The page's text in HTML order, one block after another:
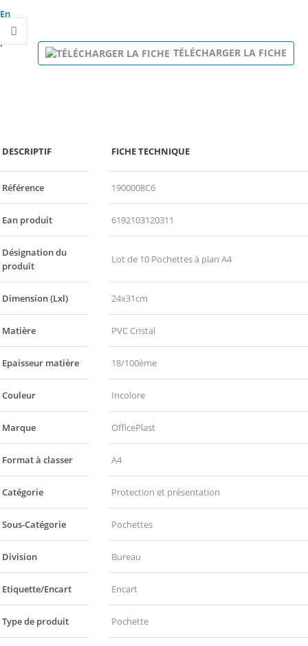
TÉLÉCHARGER LA FICHE
En
savoir
DESCRIPTIF FICHE TECHNIQUE
Référence 1900008C6
Ean produit 6192103120311
Désignation du
produit
Lot de 10 Pochettes à plan A4
Dimension (Lxl) 24x31cm
Matière PVC Cristal
Epaisseur matière 18/100ème
Couleur Incolore
Marque OfficePlast
Format à classer A4
Catégorie Protection et présentation
Sous-Catégorie Pochettes
Division Bureau
Etiquette/Encart Encart
Type de produit Pochette